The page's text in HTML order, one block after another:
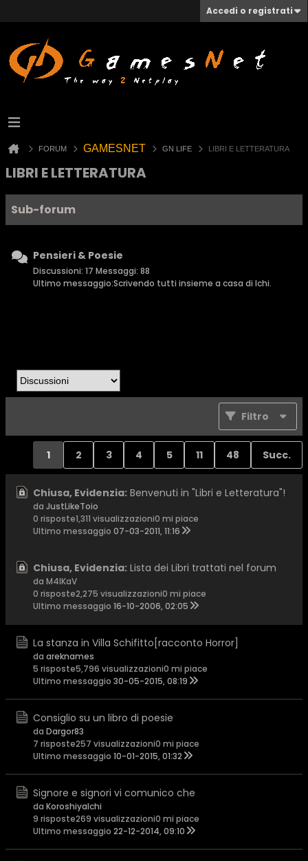
Accedi o registrati
FORUM GAMESNET GN LIFE LIBRI E LETTERATURA
LIBRI E LETTERATURA
Sub-forum
Pensieri & Poesie
Discussioni: 17 Messaggi: 88
Ultimo messaggio:Scrivendo tutti insieme a casa di Ichi.
Filtro
1 2 3 4 5 11 48 Succ.
Chiusa, Evidenzia: Benvenuti in "Libri e Letteratura"!
da JustLikeToio
0 risposte1,311 visualizzazioni0 mi piace
Ultimo messaggio 07-03-2011, 11:16
Chiusa, Evidenzia: Lista dei Libri trattati nel forum
da M4lKaV
0 risposte2,275 visualizzazioni0 mi piace
Ultimo messaggio 16-10-2006, 02:05
La stanza in Villa Schifitto[racconto Horror]
da areknames
5 risposte5,796 visualizzazioni0 mi piace
Ultimo messaggio 30-05-2015, 08:19
Consiglio su un libro di poesie
da Dargor83
7 risposte257 visualizzazioni0 mi piace
Ultimo messaggio 10-01-2015, 01:32
Signore e signori vi comunico che
da KoroshiyaIchi
9 risposte269 visualizzazioni0 mi piace
Ultimo messaggio 22-12-2014, 09:10